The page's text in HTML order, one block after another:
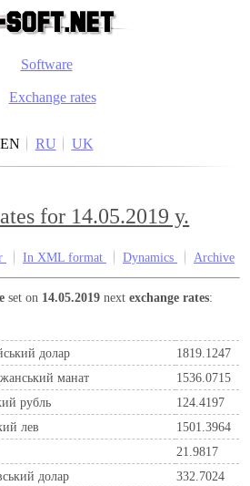
Software
Exchange rates
EN RU UK
for 14.05.2019 y.
In XML format Dynamics Archive
set on 14.05.2019 nextexchange rates:
долар
1819.1247
манат
1536.0715
рубль
124.4197
лев
1501.3964
21.9817
долар
332.7024